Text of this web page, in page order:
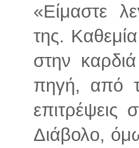
«Είμαστε
της.
στην
πηγή, από
Διάβολο,